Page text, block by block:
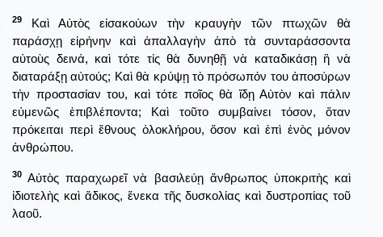
29
Καὶ Αὐτὸς εἰσακούων τὴν κραυγὴν τῶν πτωχῶν θὰ
παράσχῃ εἰρήνην καὶ ἀπαλλαγὴν ἀπὸ τὰ συνταράσσοντα
αὐτοὺς δεινά, καὶ τότε τίς θὰ δυνηθῇ νὰ καταδικάσῃ ἢ νὰ
διαταράξῃ αὐτούς; Καὶ θὰ κρύψῃ τὸ πρόσωπόν του ἀποσύρων
τὴν προστασίαν του, καὶ τότε ποῖος θὰ ἴδῃ Αὐτὸν καὶ πάλιν
εὐμενῶς ἐπιβλέποντα; Καὶ τοῦτο συμβαίνει τόσον, ὅταν
πρόκειται περὶ ἔθνους ὁλοκλήρου, ὅσον καὶ ἐπὶ ἐνὸς μόνον
ἀνθρώπου.
30 Αὐτὸς παραχωρεῖ νὰ βασιλεύῃ ἄνθρωπος ὑποκριτὴς καὶ
ἰδιοτελὴς καὶ ἄδικος, ἕνεκα τῆς δυσκολίας καὶ δυστροπίας τοῦ
λαοῦ.